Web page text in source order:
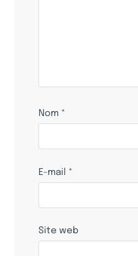
Nom *
E-mail *
Site web